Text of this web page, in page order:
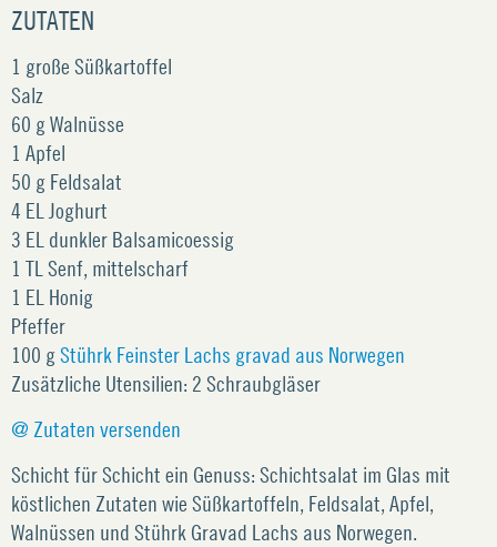
ZUTATEN
1 große Süßkartoffel
Salz
60 g Walnüsse
1 Apfel
50 g Feldsalat
4 EL Joghurt
3 EL dunkler Balsamicoessig
1 TL Senf, mittelscharf
1 EL Honig
Pfeffer
100 gStührk Feinster Lachs gravad aus Norwegen
Zusätzliche Utensilien: 2 Schraubgläser
@ Zutaten versenden
Schicht für Schicht ein Genuss: Schichtsalat im Glas mit
köstlichen Zutaten wie Süßkartoffeln, Feldsalat, Apfel,
Walnüssen und Stührk Gravad Lachs aus Norwegen.